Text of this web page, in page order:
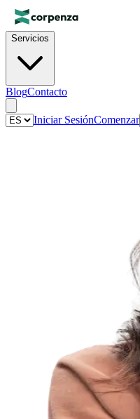
Servicios
BlogContacto
Iniciar SesiónComenzar